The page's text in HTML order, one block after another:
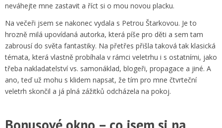
neváhejte mne zastavit a říct si o mou novou placku.
Na večeři jsem se nakonec vydala s Petrou Štarkovou. Je to
hrozně milá upovídaná autorka, která píše pro děti a sem tam
zabrousí do světa fantastiky. Na přetřes přišla taková tak klasická
témata, která vlastně probíhala v rámci veletrhu i s ostatními, jako
třeba nakladatelství vs. samonáklad, blogeři, propagace a jiné. A
ano, teď už mohu s klidem napsat, že tím pro mne čtvrteční
veletrh skončil a já plná zážitků odcházela na pokoj.